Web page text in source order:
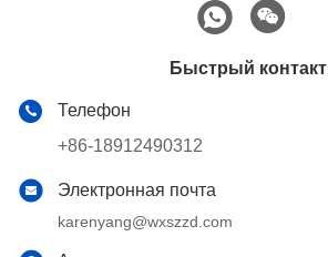
Быстрый контакт
Телефон
+86-18912490312
Электронная почта
karenyang@wxszzd.com